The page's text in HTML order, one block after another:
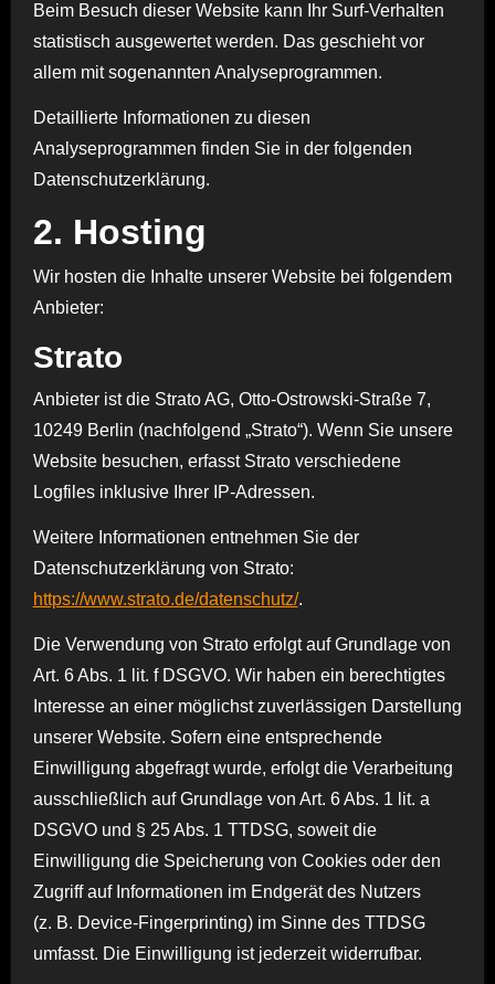
Beim Besuch dieser Website kann Ihr Surf-Verhalten
statistisch ausgewertet werden. Das geschieht vor
allem mit sogenannten Analyseprogrammen.
Detaillierte Informationen zu diesen
Analyseprogrammen finden Sie in der folgenden
Datenschutzerklärung.
2. Hosting
Wir hosten die Inhalte unserer Website bei folgendem
Anbieter:
Strato
Anbieter ist die Strato AG, Otto-Ostrowski-Straße 7,
10249 Berlin (nachfolgend „Strato“). Wenn Sie unsere
Website besuchen, erfasst Strato verschiedene
Logfiles inklusive Ihrer IP-Adressen.
Weitere Informationen entnehmen Sie der
Datenschutzerklärung von Strato:
https://www.strato.de/datenschutz/.
Die Verwendung von Strato erfolgt auf Grundlage von
Art. 6 Abs. 1 lit. f DSGVO. Wir haben ein berechtigtes
Interesse an einer möglichst zuverlässigen Darstellung
unserer Website. Sofern eine entsprechende
Einwilligung abgefragt wurde, erfolgt die Verarbeitung
ausschließlich auf Grundlage von Art. 6 Abs. 1 lit. a
DSGVO und § 25 Abs. 1 TTDSG, soweit die
Einwilligung die Speicherung von Cookies oder den
Zugriff auf Informationen im Endgerät des Nutzers
(z. B. Device-Fingerprinting) im Sinne des TTDSG
umfasst. Die Einwilligung ist jederzeit widerrufbar.